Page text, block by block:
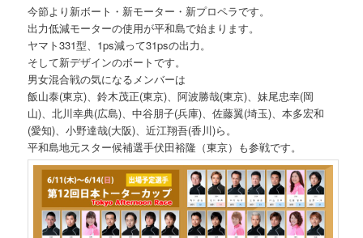
今節より新ボート・新モーター・新プロペラです。
出力低減モーターの使用が平和島で始まります。
ヤマト331型、1ps減って31psの出力。
そして新デザインのボートです。
男女混合戦の気になるメンバーは
飯山泰(東京)、鈴木茂正(東京)、阿波勝哉(東京)、妹尾忠幸(岡
山)、北川幸典(広島)、中谷朋子(兵庫)、佐藤翼(埼玉)、本多宏和
(愛知)、小野達哉(大阪)、近江翔吾(香川)ら。
平和島地元スター候補選手伏田裕隆（東京）も参戦です。